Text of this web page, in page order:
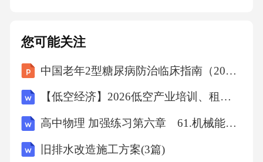
您可能关注
中国老年2型糖尿病防治临床指南（2026年版）解读课件
【低空经济】2026低空产业培训、租赁、投资、服务一体化方案
高中物理 加强练习第六章 61.机械能守恒定律(B)
旧排水改造施工方案(3篇)